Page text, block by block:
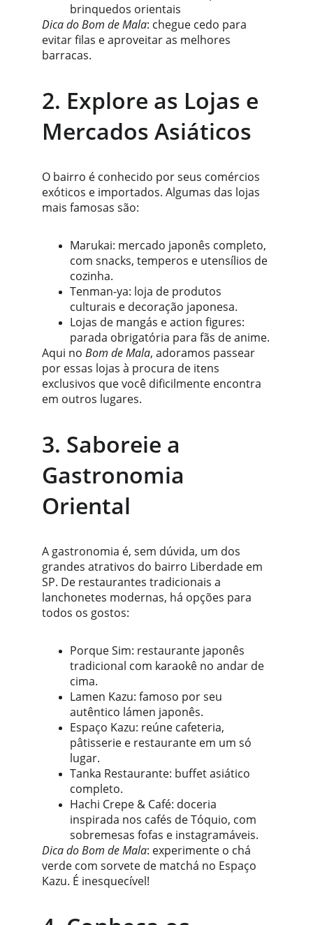
brinquedos orientais
Dica do Bom de Mala: chegue cedo para
evitar filas e aproveitar as melhores
barracas.
2. Explore as Lojas e
Mercados Asiáticos
O bairro é conhecido por seus comércios
exóticos e importados. Algumas das lojas
mais famosas são:
Marukai: mercado japonês completo,
com snacks, temperos e utensílios de
cozinha.
Tenman-ya: loja de produtos
culturais e decoração japonesa.
Lojas de mangás e action figures:
parada obrigatória para fãs de anime.
Aqui no Bom de Mala, adoramos passear
por essas lojas à procura de itens
exclusivos que você dificilmente encontra
em outros lugares.
3. Saboreie a
Gastronomia
Oriental
A gastronomia é, sem dúvida, um dos
grandes atrativos do bairro Liberdade em
SP. De restaurantes tradicionais a
lanchonetes modernas, há opções para
todos os gostos:
Porque Sim: restaurante japonês
tradicional com karaokê no andar de
cima.
Lamen Kazu: famoso por seu
autêntico lámen japonês.
Espaço Kazu: reúne cafeteria,
pâtisserie e restaurante em um só
lugar.
Tanka Restaurante: buffet asiático
completo.
Hachi Crepe & Café: doceria
inspirada nos cafés de Tóquio, com
sobremesas fofas e instagramáveis.
Dica do Bom de Mala: experimente o chá
verde com sorvete de matchá no Espaço
Kazu. É inesquecível!